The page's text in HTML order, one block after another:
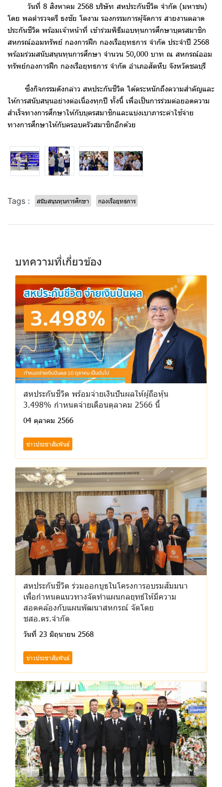
วันที่ 8 สิงหาคม 2568 บริษัท สหประกันชีวิต จำกัด (มหาชน)
โดย พลตำรวจตรี ธงชัย โตงาม รองกรรมการผู้จัดการ สายงานตลาด
ประกันชีวิต พร้อมเจ้าหน้าที่ เข้าร่วมพิธีมอบทุนการศึกษาบุตรสมาชิก
สหกรณ์ออมทรัพย์ กองการฝึก กองเรือยุทธการ จำกัด ประจำปี 2568
พร้อมร่วมสนับสนุนทุนการศึกษา จำนวน 50,000 บาท ณ สหกรณ์ออม
ทรัพย์กองการฝึก กองเรือยุทธการ จำกัด อำเภอสัตหีบ จังหวัดชลบุรี
ซึ่งกิจกรรมดังกล่าว สหประกันชีวิต ได้ตระหนักถึงความสำคัญและ
ให้การสนับสนุนอย่างต่อเนื่องทุกปี ทั้งนี้ เพื่อเป็นการร่วมต่อยอดความ
สำเร็จทางการศึกษาให้กับบุตรสมาชิกและแบ่งเบาภาระค่าใช้จ่าย
ทางการศึกษาให้กับครอบครัวสมาชิกอีกด้วย
Tags : สนับสนุนทุนการศึกษา กองเรือยุทธการ
บทความที่เกี่ยวข้อง
สหประกันชีวิต พร้อมจ่ายเงินปันผลให้ผู้ถือหุ้น
3.498% กำหนดจ่ายเดือนตุลาคม 2566 นี้
04 ตุลาคม 2566
ข่าวประชาสัมพันธ์
สหประกันชีวิต ร่วมออกบูธในโครงการอบรมสัมมนา
เพื่อกำหนดแนวทางจัดทำแผนกลยุทธ์ให้มีความ
สอดคล้องกับแผนพัฒนาสหกรณ์ จัดโดย
ชสอ.ตร.จำกัด
วันที่ 23 มิถุนายน 2568
ข่าวประชาสัมพันธ์